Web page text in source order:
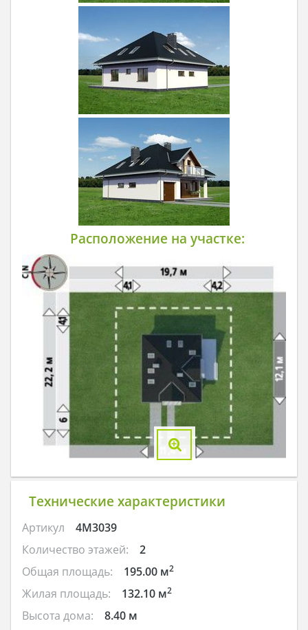
Расположение на участке:
Технические характеристики
Артикул
4M3039
Количество этажей:
2
Общая площадь:
195.00 м2
Жилая площадь: 132.10 м2
Высота дома: 8.40 м